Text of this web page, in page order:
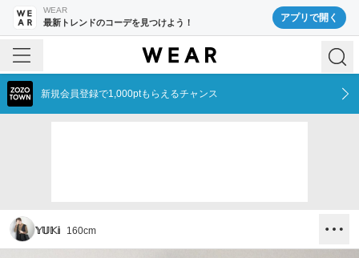
WEAR
最新トレンドのコーデを見つけよう！ アプリで開く
新規会員登録で1,000ptもらえるチャンス
𝕐𝕌𝕂𝕚 160cm